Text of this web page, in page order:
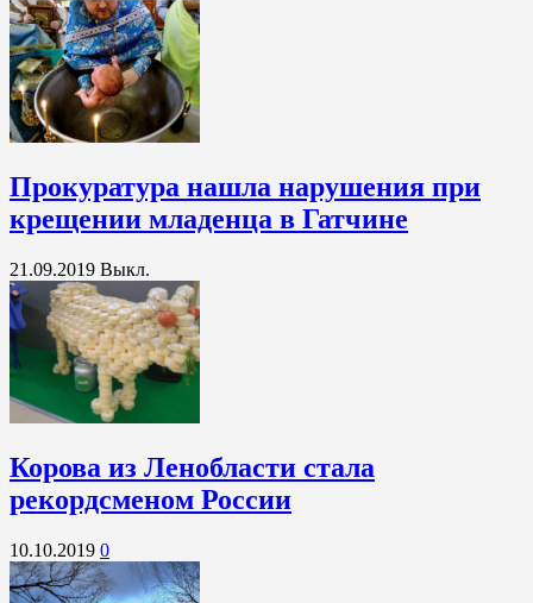
Прокуратура нашла нарушения при
крещении младенца в Гатчине
21.09.2019 Выкл.
Корова из Ленобласти стала
рекордсменом России
10.10.2019 0